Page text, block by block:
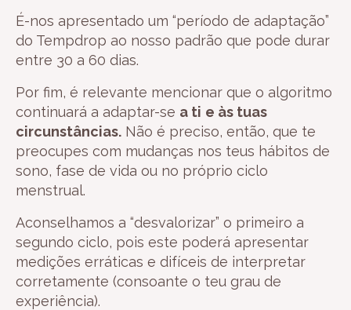
É-nos apresentado um “período de adaptação”
do Tempdrop ao nosso padrão que pode durar
entre 30 a 60 dias.
Por fim, é relevante mencionar que o algoritmo
continuará a adaptar-se a ti e às tuas
circunstâncias. Não é preciso, então, que te
preocupes com mudanças nos teus hábitos de
sono, fase de vida ou no próprio ciclo
menstrual.
Aconselhamos a “desvalorizar” o primeiro a
segundo ciclo, pois este poderá apresentar
medições erráticas e difíceis de interpretar
corretamente (consoante o teu grau de
experiência).